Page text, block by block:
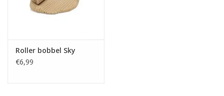
Roller bobbel Sky
€6,99